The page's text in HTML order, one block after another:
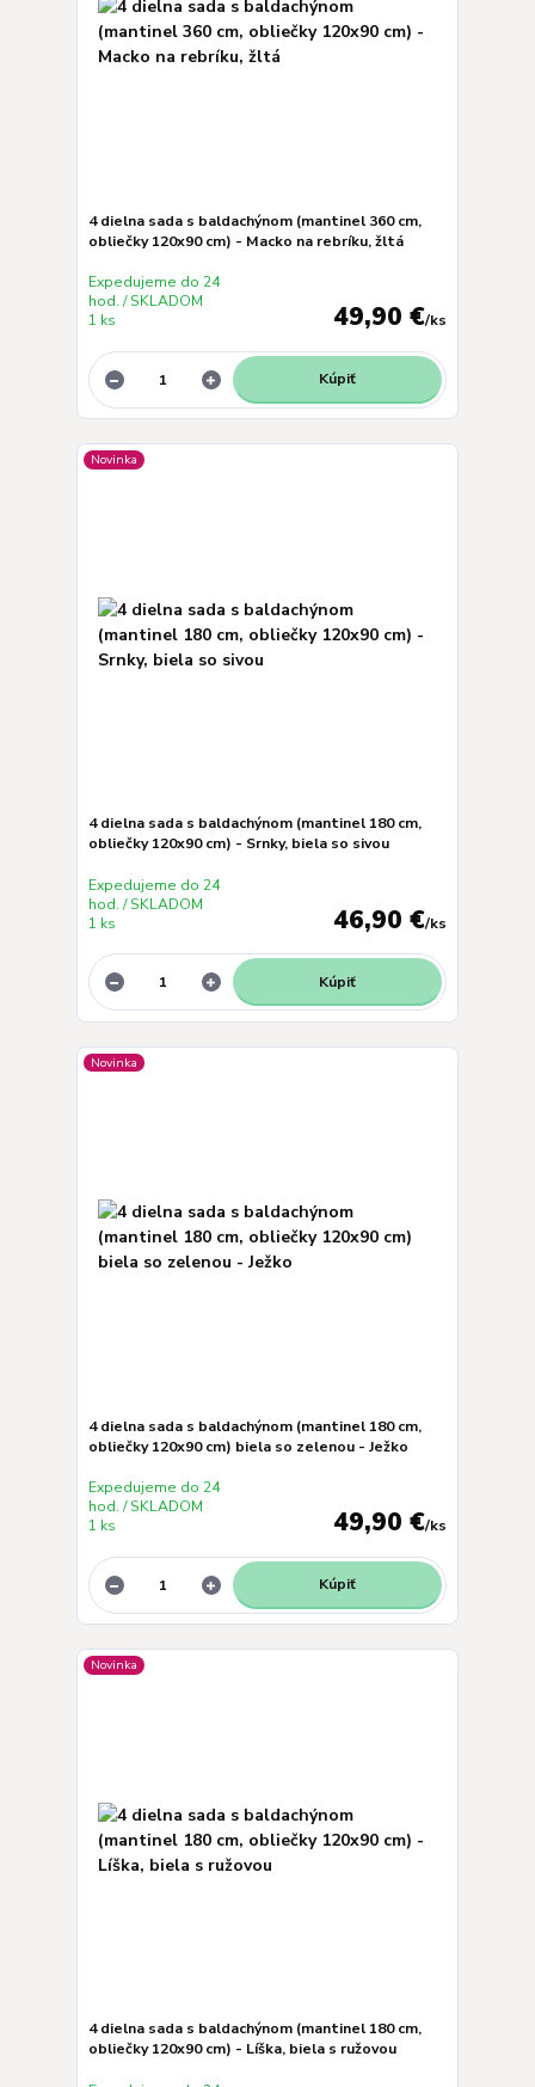
4 dielna sada s baldachýnom (mantinel 360 cm,
obliečky 120x90 cm) - Macko na rebríku, žltá
49,90 €/ks
Expedujeme do 24
hod. / SKLADOM
1 ks
Kúpiť
Novinka
4 dielna sada s baldachýnom (mantinel 180 cm,
obliečky 120x90 cm) - Srnky, biela so sivou
46,90 €/ks
Expedujeme do 24
hod. / SKLADOM
1 ks
Kúpiť
Novinka
4 dielna sada s baldachýnom (mantinel 180 cm,
obliečky 120x90 cm) biela so zelenou - Ježko
49,90 €/ks
Expedujeme do 24
hod. / SKLADOM
1 ks
Kúpiť
Novinka
4 dielna sada s baldachýnom (mantinel 180 cm,
obliečky 120x90 cm) - Líška, biela s ružovou